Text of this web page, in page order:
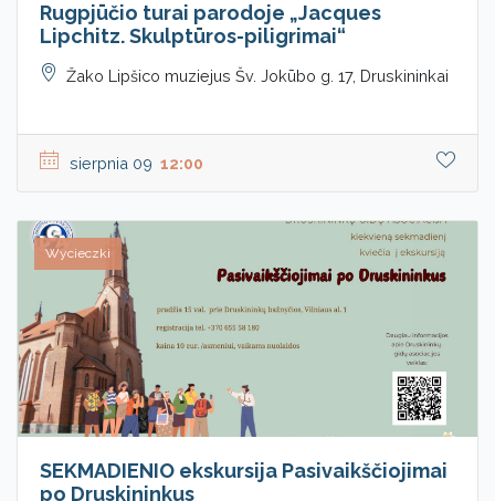
Rugpjūčio turai parodoje „Jacques
Lipchitz. Skulptūros-piligrimai“
Žako Lipšico muziejus Šv. Jokūbo g. 17, Druskininkai
sierpnia 09 12:00
Wycieczki
SEKMADIENIO ekskursija Pasivaikščiojimai
po Druskininkus